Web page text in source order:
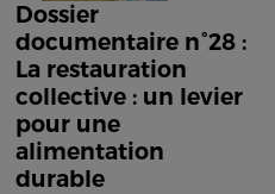
Dossier
documentaire n°28 :
La restauration
collective : un levier
pour une
alimentation
durable